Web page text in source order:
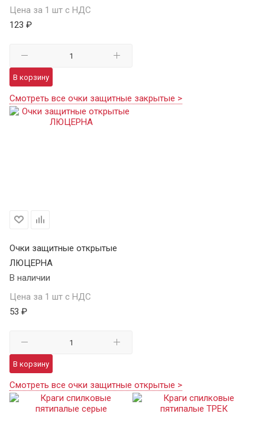
Цена за 1 шт с НДС
123 ₽
В корзину
Смотреть все очки защитные закрытые >
Очки защитные открытые
ЛЮЦЕРНА
В наличии
Цена за 1 шт с НДС
53 ₽
В корзину
Смотреть все очки защитные открытые >